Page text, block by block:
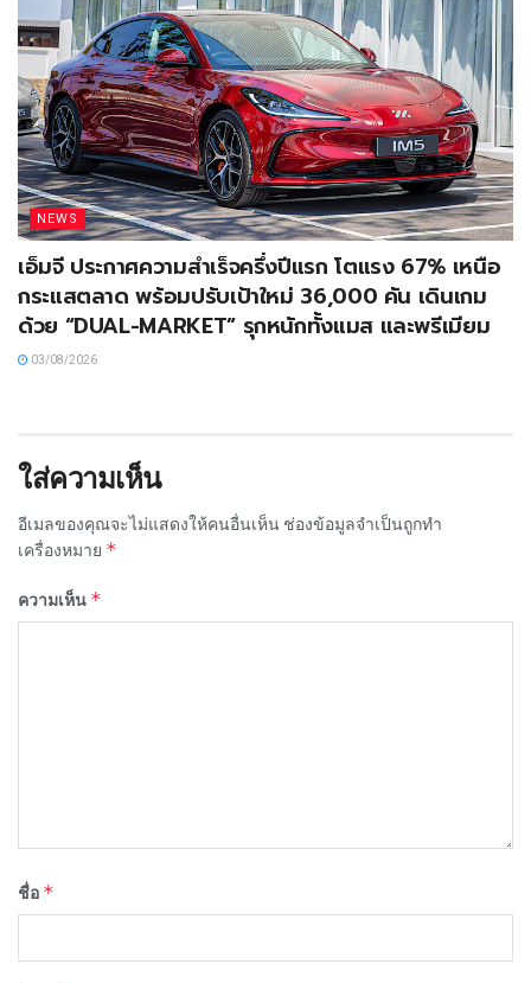
NEWS
เอ็มจี ประกาศความสำเร็จครึ่งปีแรก โตแรง 67% เหนือ
กระแสตลาด พร้อมปรับเป้าใหม่ 36,000 คัน เดินเกม
ด้วย “DUAL-MARKET” รุกหนักทั้งแมส และพรีเมียม
03/08/2026
ใส่ความเห็น
อีเมลของคุณจะไม่แสดงให้คนอื่นเห็น ช่องข้อมูลจำเป็นถูกทำ
เครื่องหมาย *
ความเห็น *
ชื่อ *